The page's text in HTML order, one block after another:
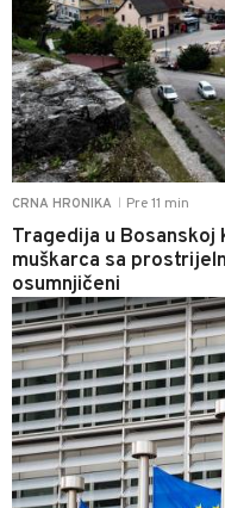
CRNA HRONIKA Pre 11 min
Tragedija u
muškarca sa
osumnjičeni